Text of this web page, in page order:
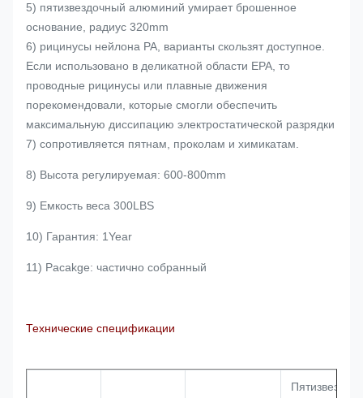
5) пятизвездочный алюминий умирает брошенное
основание, радиус 320mm
6) рицинусы нейлона PA, варианты скользят доступное.
Если использовано в деликатной области EPA, то
проводные рицинусы или плавные движения
порекомендовали, которые смогли обеспечить
максимальную диссипацию электростатической разрядки
7) сопротивляется пятнам, проколам и химикатам.
8) Высота регулируемая: 600-800mm
9) Емкость веса 300LBS
10) Гарантия: 1Year
11) Pacakge: частично собранный
Технические спецификации